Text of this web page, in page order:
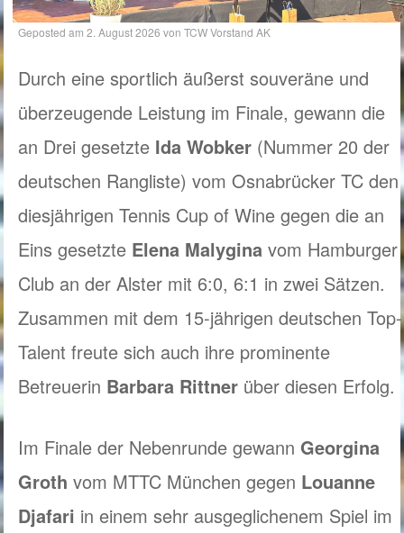
Geposted am2. August 2026 vonTCW Vorstand AK
Durch eine sportlich äußerst souveräne und
überzeugende Leistung im Finale, gewann die
an Drei gesetzte Ida Wobker (Nummer 20 der
deutschen Rangliste) vom Osnabrücker TC den
diesjährigen Tennis Cup of Wine gegen die an
Eins gesetzte Elena Malygina vom Hamburger
Club an der Alster mit 6:0, 6:1 in zwei Sätzen.
Zusammen mit dem 15-jährigen deutschen Top-
Talent freute sich auch ihre prominente
Betreuerin Barbara Rittner über diesen Erfolg.
Im Finale der Nebenrunde gewann Georgina
Groth vom MTTC München gegen Louanne
Djafari in einem sehr ausgeglichenem Spiel im